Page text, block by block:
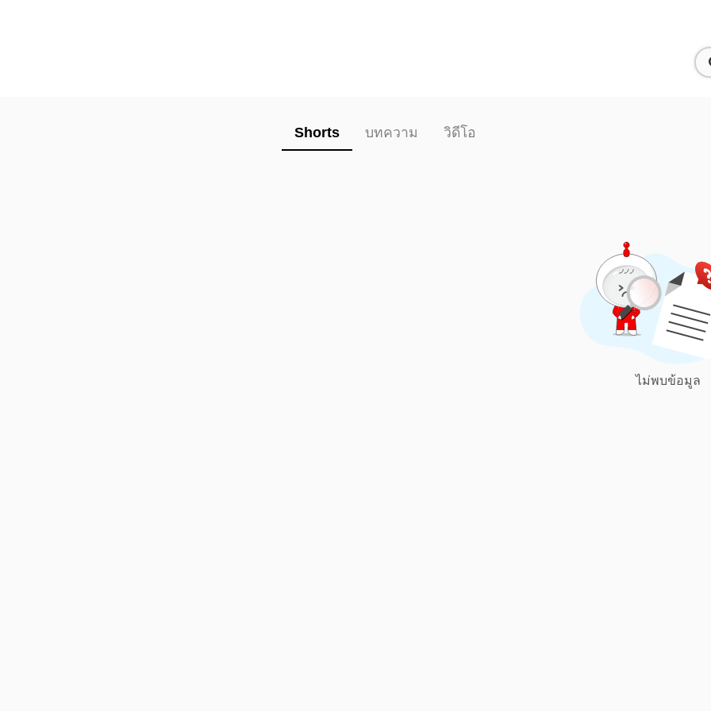
Shorts บทความ วิดีโอ
ไม่พบข้อมูล